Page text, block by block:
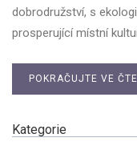
dobrodružství, s
prosperující místní
POKRAČUJTE VE
Kategorie